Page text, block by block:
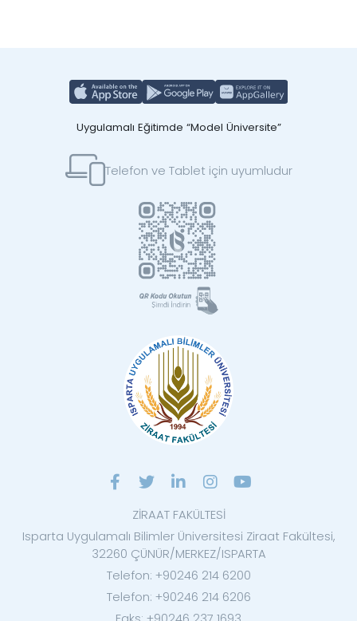
Uygulamalı Eğitimde “Model Üniversite”
Telefon ve Tablet için uyumludur
ZİRAAT FAKÜLTESİ
Isparta Uygulamalı Bilimler Üniversitesi Ziraat Fakültesi,
32260 ÇÜNÜR/MERKEZ/ISPARTA
Telefon: +90246 214 6200
Telefon: +90246 214 6206